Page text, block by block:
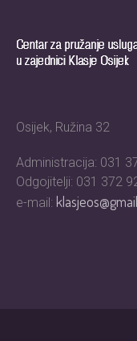
Osijek, Ružina 32
Administracija: 031
Odgojitelji: 031 372
e-mail: